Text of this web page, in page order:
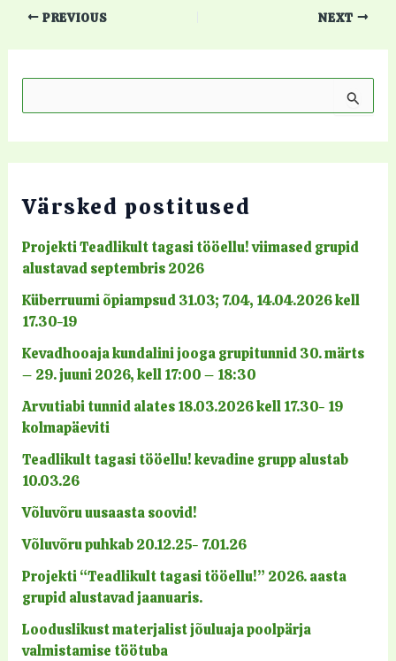
e
c
f
r
:
Värsked postitused
Projekti Teadlikult tagasi tööellu! viimased grupid
alustavad septembris 2026
Küberruumi õpiampsud 31.03; 7.04, 14.04.2026 kell
17.30-19
Kevadhooaja kundalini jooga grupitunnid 30. märts
– 29. juuni 2026, kell 17:00 – 18:30
Arvutiabi tunnid alates 18.03.2026 kell 17.30- 19
kolmapäeviti
Teadlikult tagasi tööellu! kevadine grupp alustab
10.03.26
Võluvõru uusaasta soovid!
Võluvõru puhkab 20.12.25- 7.01.26
Projekti “Teadlikult tagasi tööellu!” 2026. aasta
grupid alustavad jaanuaris.
Looduslikust materjalist jõuluaja poolpärja
valmistamise töötuba
PREVIOUS NEXT